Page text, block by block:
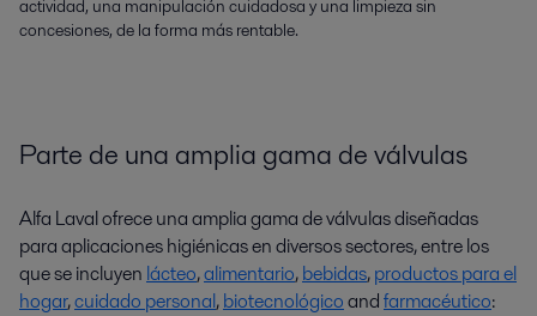
actividad, una manipulación cuidadosa y una limpieza sin
concesiones, de la forma más rentable.
Parte de una amplia gama de válvulas
Alfa Laval ofrece una amplia gama de válvulas diseñadas
para aplicaciones higiénicas en diversos sectores, entre los
que se incluyen lácteo,alimentario,bebidas,productos para el
hogar,cuidado personal,biotecnológicoandfarmacéutico: